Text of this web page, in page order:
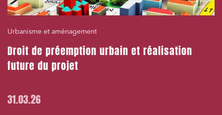
Urbanisme et aménagement
Droit de préemption urbain et réalisation
future du projet
31.03.26